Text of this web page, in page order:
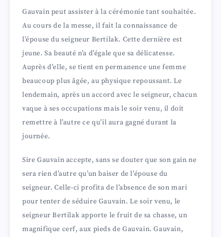
Gauvain peut assister à la cérémonie tant souhaitée.
Au cours de la messe, il fait la connaissance de
l’épouse du seigneur Bertilak. Cette dernière est
jeune. Sa beauté n’a d’égale que sa délicatesse.
Auprès d’elle, se tient en permanence une femme
beaucoup plus âgée, au physique repoussant. Le
lendemain, après un accord avec le seigneur, chacun
vaque à ses occupations mais le soir venu, il doit
remettre à l’autre ce qu’il aura gagné durant la
journée.
Sire Gauvain accepte, sans se douter que son gain ne
sera rien d’autre qu’un baiser de l’épouse du
seigneur. Celle-ci profita de l’absence de son mari
pour tenter de séduire Gauvain. Le soir venu, le
seigneur Bertilak apporte le fruit de sa chasse, un
magnifique cerf, aux pieds de Gauvain. Gauvain,